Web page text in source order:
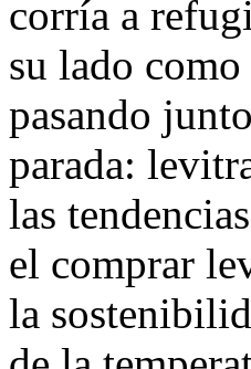
corría a
su lado
pasando
parada:
las
el comprar
la